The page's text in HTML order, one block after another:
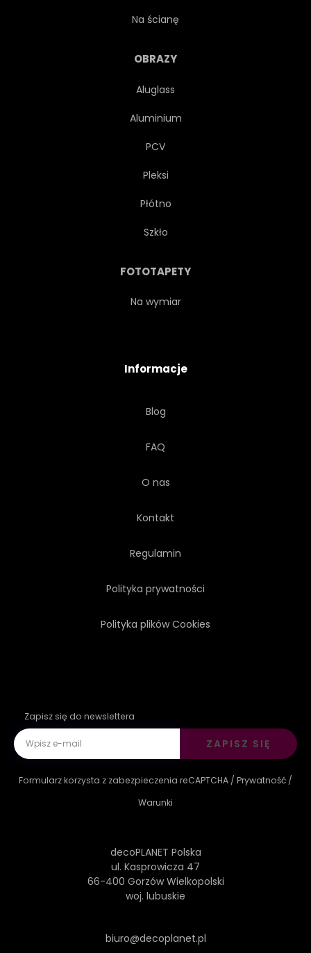
Na ścianę
OBRAZY
Aluglass
Aluminium
PCV
Pleksi
Płótno
Szkło
FOTOTAPETY
Na wymiar
Informacje
Blog
FAQ
O nas
Kontakt
Regulamin
Polityka prywatności
Polityka plików Cookies
Zapisz się do newslettera
ZAPISZ SIĘ
Formularz korzysta z zabezpieczenia reCAPTCHA / Prywatność /
Warunki
decoPLANET Polska
ul. Kasprowicza 47
66-400 Gorzów Wielkopolski
woj. lubuskie
biuro@decoplanet.pl